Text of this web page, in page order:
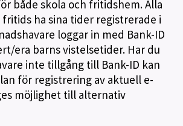
både skola och fritidshem. Alla
fritids ha sina tider registrerade i
loggar in med Bank-ID
era barns vistelsetider. Har du
inte tillgång till Bank-ID kan
för registrering av aktuell e-
möjlighet till alternativ